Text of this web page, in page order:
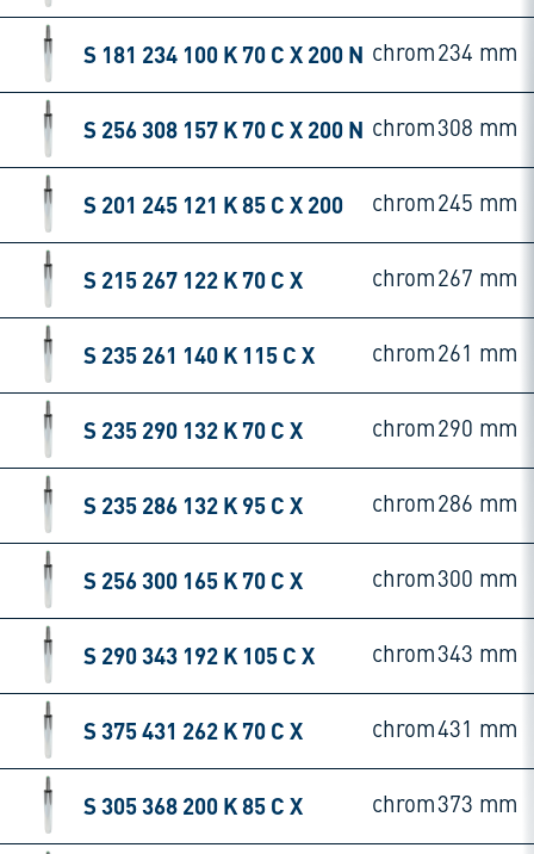
S 181 234 100 K 70 C X 200 N chrom 234 mm
S 256 308 157 K 70 C X 200 N chrom308 mm
S 201 245 121 K 85 C X 200 chrom 245 mm
S 215 267 122 K 70 C X chrom 267 mm
S 235 261 140 K 115 C X chrom 261 mm
S 235 290 132 K 70 C X chrom 290 mm
S 235 286 132 K 95 C X chrom 286 mm
S 256 300 165 K 70 C X chrom300 mm
S 290 343 192 K 105 C X chrom343 mm
S 375 431 262 K 70 C X chrom431 mm
S 305 368 200 K 85 C X chrom373 mm